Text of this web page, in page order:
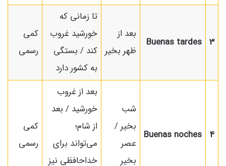
3
Buenas tardes
بعد از
ظهر بخیر
تا زمانی که
خورشید غروب
کند / بستگی
به کشور دارد
کمی
رسمی
4
Buenas noches
شب
بخیر /
عصر
بخیر
بعد از غروب
خورشید / بعد
از شام؛
می‌تواند برای
خداحافظی نیز
کمی
رسمی